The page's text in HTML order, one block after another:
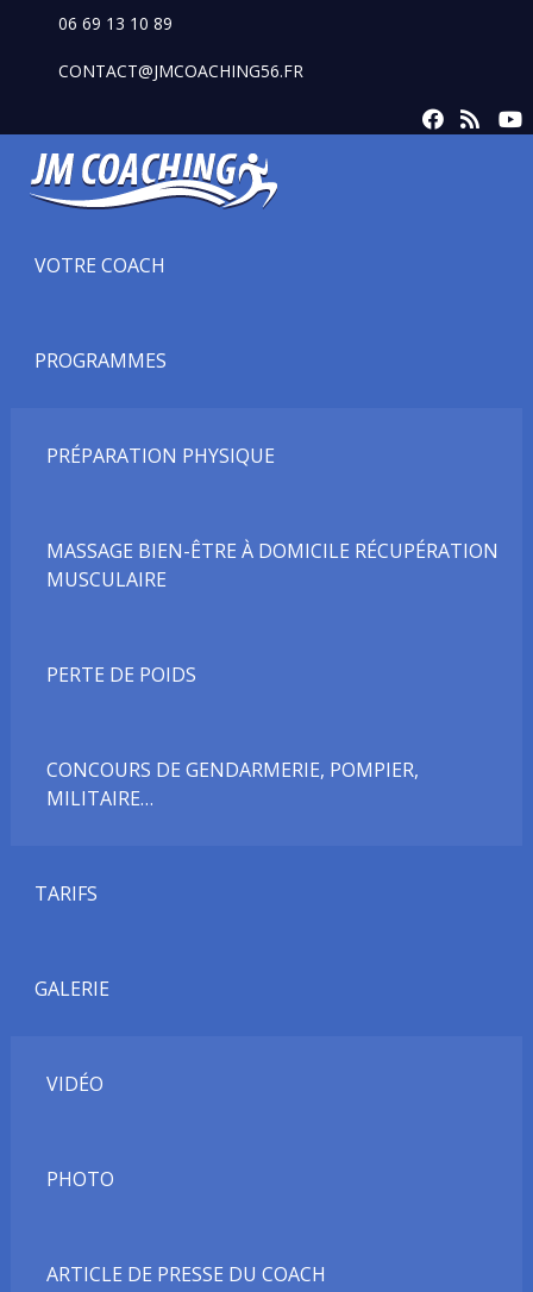
06 69 13 10 89
CONTACT@JMCOACHING56.FR
VOTRE COACH
PROGRAMMES
PRÉPARATION PHYSIQUE
MASSAGE BIEN-ÊTRE À DOMICILE RÉCUPÉRATION
MUSCULAIRE
PERTE DE POIDS
CONCOURS DE GENDARMERIE, POMPIER,
MILITAIRE…
TARIFS
GALERIE
VIDÉO
PHOTO
ARTICLE DE PRESSE DU COACH